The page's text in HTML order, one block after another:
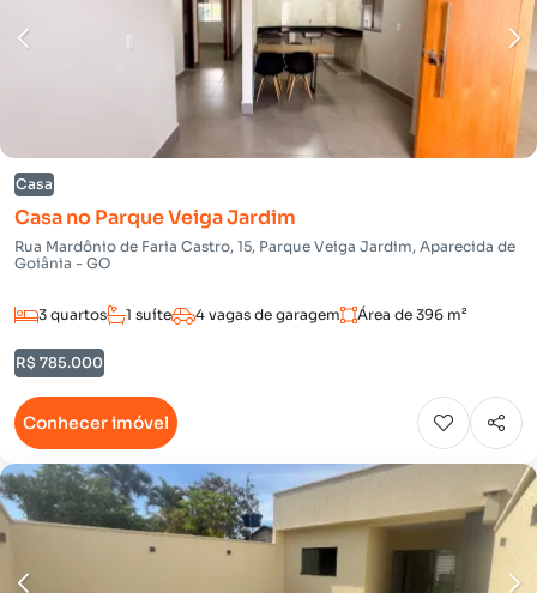
Casa
Casa no Parque Veiga Jardim
Rua Mardônio de Faria Castro, 15, Parque Veiga Jardim, Aparecida de
Goiânia - GO
3 quartos 1 suíte 4 vagas de garagem Área de 396 m²
R$ 785.000
Conhecer imóvel